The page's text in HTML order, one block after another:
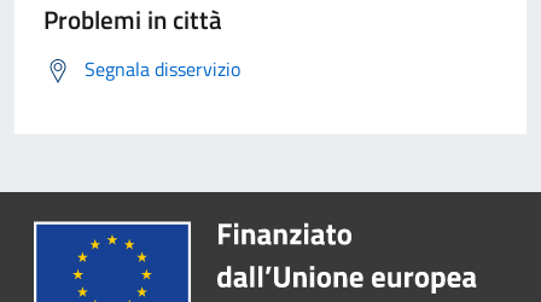
Problemi in città
Segnala disservizio